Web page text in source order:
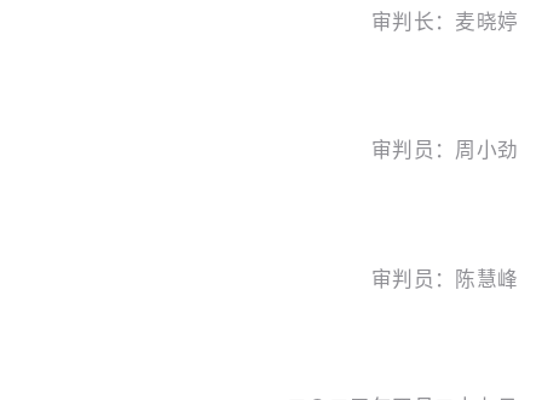
审判长：麦晓婷
审判员：周小劲
审判员：陈慧峰